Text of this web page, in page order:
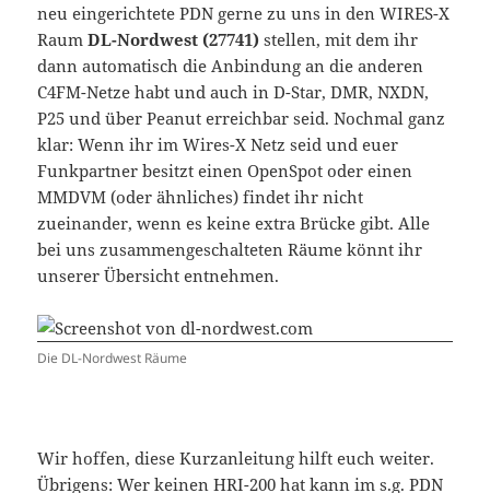
neu eingerichtete PDN gerne zu uns in den WIRES-X
RaumDL-Nordwest (27741) stellen, mit dem ihr
dann automatisch die Anbindung an die anderen
C4FM-Netze habt und auch in D-Star, DMR, NXDN,
P25 und über Peanut erreichbar seid. Nochmal ganz
klar: Wenn ihr im Wires-X Netz seid und euer
Funkpartner besitzt einen OpenSpot oder einen
MMDVM (oder ähnliches) findet ihr nicht
zueinander, wenn es keine extra Brücke gibt. Alle
bei uns zusammengeschalteten Räume könnt ihr
unserer Übersicht entnehmen.
Die DL-Nordwest Räume
Wir hoffen, diese Kurzanleitung hilft euch weiter.
Übrigens: Wer keinen HRI-200 hat kann im s.g. PDN